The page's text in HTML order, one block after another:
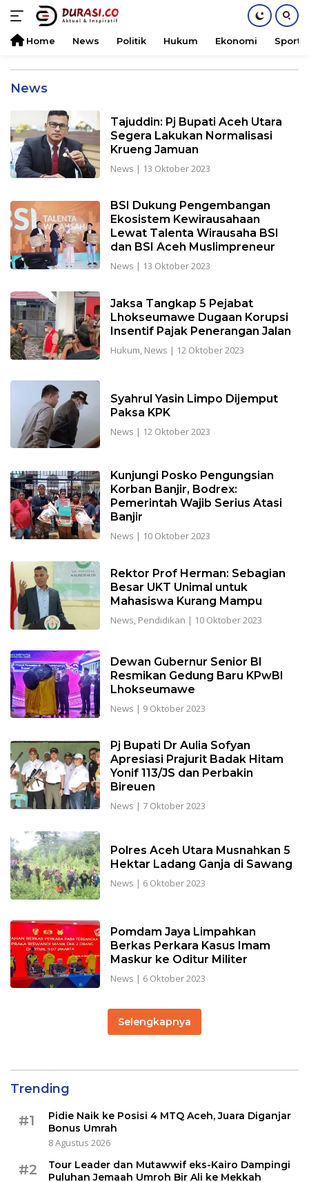
konten
Home News Politik Hukum Ekonomi Sports
News
Tajuddin: Pj Bupati Aceh Utara
Segera Lakukan Normalisasi
Krueng Jamuan
News | 13 Oktober 2023
BSI Dukung Pengembangan
Ekosistem Kewirausahaan
Lewat Talenta Wirausaha BSI
dan BSI Aceh Muslimpreneur
News | 13 Oktober 2023
Jaksa Tangkap 5 Pejabat
Lhokseumawe Dugaan Korupsi
Insentif Pajak Penerangan Jalan
Hukum, News | 12 Oktober 2023
Syahrul Yasin Limpo Dijemput
Paksa KPK
News | 12 Oktober 2023
Kunjungi Posko Pengungsian
Korban Banjir, Bodrex:
Pemerintah Wajib Serius Atasi
Banjir
News | 10 Oktober 2023
Rektor Prof Herman: Sebagian
Besar UKT Unimal untuk
Mahasiswa Kurang Mampu
News, Pendidikan | 10 Oktober 2023
Dewan Gubernur Senior BI
Resmikan Gedung Baru KPwBI
Lhokseumawe
News | 9 Oktober 2023
Pj Bupati Dr Aulia Sofyan
Apresiasi Prajurit Badak Hitam
Yonif 113/JS dan Perbakin
Bireuen
News | 7 Oktober 2023
Polres Aceh Utara Musnahkan 5
Hektar Ladang Ganja di Sawang
News | 6 Oktober 2023
Pomdam Jaya Limpahkan
Berkas Perkara Kasus Imam
Maskur ke Oditur Militer
News | 6 Oktober 2023
Selengkapnya
Trending
#1
Pidie Naik ke Posisi 4 MTQ Aceh, Juara Diganjar
Bonus Umrah
8 Agustus 2026
#2
Tour Leader dan Mutawwif eks-Kairo Dampingi
Puluhan Jemaah Umroh Bir Ali ke Mekkah